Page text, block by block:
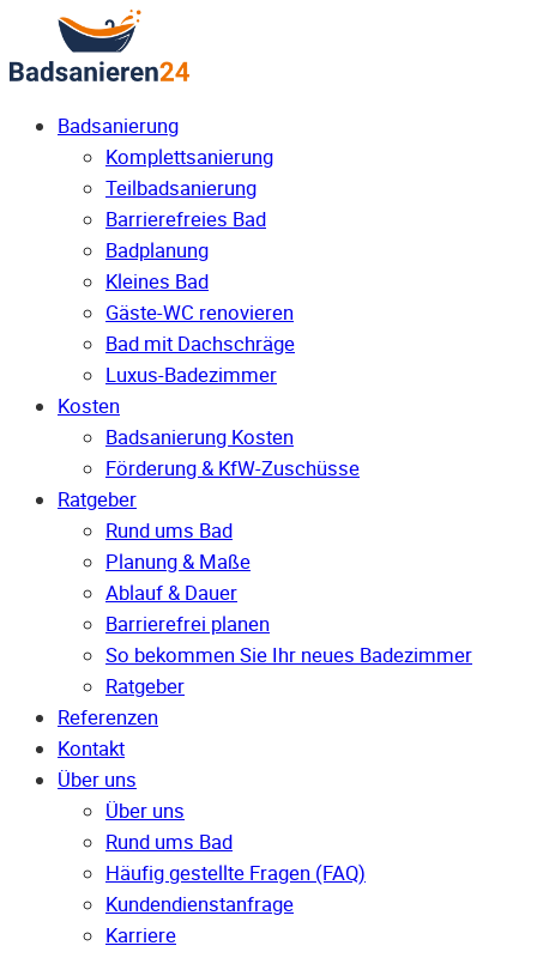
Badsanierung
Komplettsanierung
Teilbadsanierung
Barrierefreies Bad
Badplanung
Kleines Bad
Gäste-WC renovieren
Bad mit Dachschräge
Luxus-Badezimmer
Kosten
Badsanierung Kosten
Förderung & KfW-Zuschüsse
Ratgeber
Rund ums Bad
Planung & Maße
Ablauf & Dauer
Barrierefrei planen
So bekommen Sie Ihr neues Badezimmer
Ratgeber
Referenzen
Kontakt
Über uns
Über uns
Rund ums Bad
Häufig gestellte Fragen (FAQ)
Kunden­dienst­anfrage
Karriere